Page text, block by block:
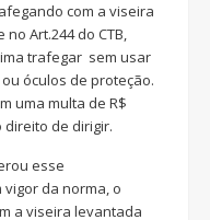
com a viseira
Art.244 do CTB,
trafegar sem usar
óculos de proteção.
uma multa de R$
direito de dirigir.
esse
da norma, o
a viseira levantada